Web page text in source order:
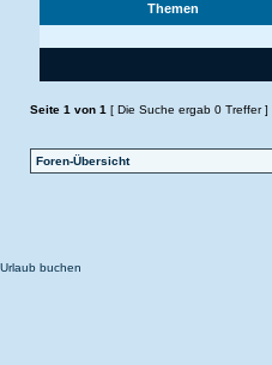
Themen
Seite 1 von 1 [ Die Suche ergab 0 Treffer ]
Foren-Übersicht
Urlaub buchen